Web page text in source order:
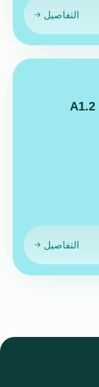
التفاصيل
التفاصيل